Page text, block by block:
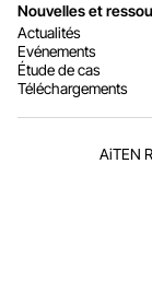
Nouvelles et
Actualités
Evénements
Étude de cas
Téléchargements
AiTEN